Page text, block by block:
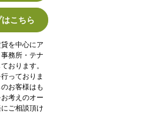
こちら
を中心にア
務所・テナ
おります。
っておりま
お客様はも
考えのオー
ご相談頂け